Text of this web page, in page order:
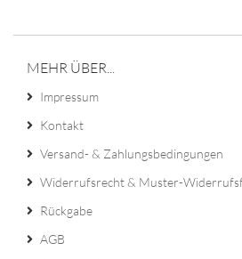
MEHR ÜBER...
Impressum
Kontakt
Versand- & Zahlungsbedingungen
Widerrufsrecht & Muster-
Rückgabe
AGB